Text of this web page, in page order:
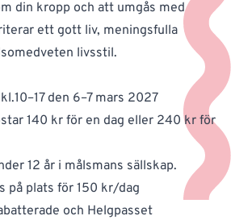
din kropp och att umgås med
ett gott liv, meningsfulla
livsstil.
den 6–7 mars 2027
140 kr för en dag eller 240 kr för
12 år i målsmans sällskap.
på plats för 150 kr/dag
och Helgpasset